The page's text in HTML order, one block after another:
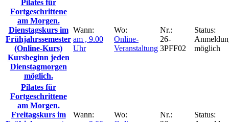
Pilates für
Fortgeschrittene
am Morgen.
Dienstagskurs im
Frühjahrssemester
(Online-Kurs)
Kursbeginn jeden
Dienstagmorgen
möglich.
Wann:
am , 9.00
Uhr
Wo:
Online-
Veranstaltung
Nr.:
26-
3PFF02
Status:
möglich
Pilates für
Fortgeschrittene
am Morgen.
Freitagskurs im
Wann:
Wo:
Nr.:
Status: